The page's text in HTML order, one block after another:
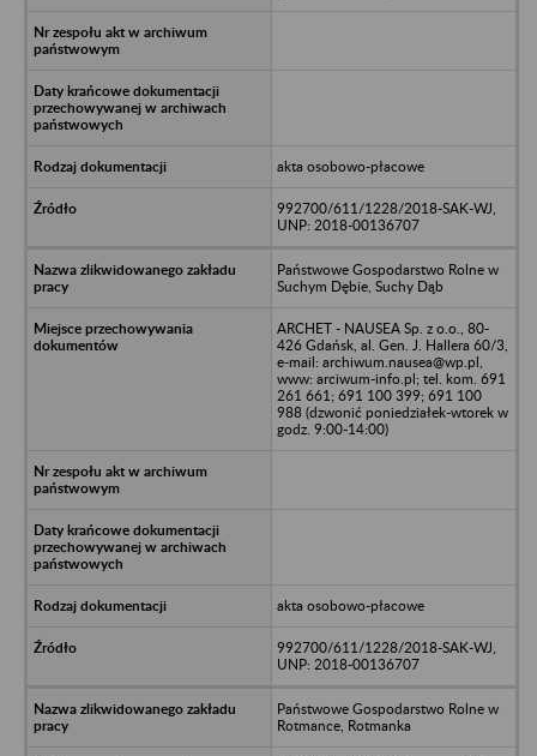
akta osobowo-płacowe
992700/611/1228/2018-SAK-WJ,
UNP: 2018-00136707
Państwowe Gospodarstwo Rolne w
Suchym Dębie, Suchy Dąb
ARCHET - NAUSEA Sp. z o.o., 80-
426 Gdańsk, al. Gen. J. Hallera 60/3,
e-mail: archiwum.nausea@wp.pl,
www: arciwum-info.pl; tel. kom. 691
261 661; 691 100 399; 691 100
988 (dzwonić poniedziałek-wtorek w
godz. 9:00-14:00)
akta osobowo-płacowe
992700/611/1228/2018-SAK-WJ,
UNP: 2018-00136707
Państwowe Gospodarstwo Rolne w
Rotmance, Rotmanka